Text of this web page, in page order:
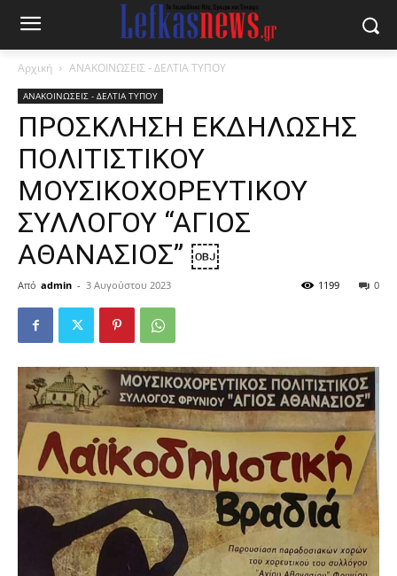
Αρχική ΑΝΑΚΟΙΝΩΣΕΙΣ - ΔΕΛΤΙΑ ΤΥΠΟΥ
ΑΝΑΚΟΙΝΩΣΕΙΣ - ΔΕΛΤΙΑ ΤΥΠΟΥ
ΠΡΟΣΚΛΗΣΗ ΕΚΔΗΛΩΣΗΣ
ΠΟΛΙΤΙΣΤΙΚΟΥ
ΜΟΥΣΙΚΟΧΟΡΕΥΤΙΚΟΥ
ΣΥΛΛΟΓΟΥ “ΑΓΙΟΣ
ΑΘΑΝΑΣΙΟΣ” ￼
Από admin - 3 Αυγούστου 2023 0
1199